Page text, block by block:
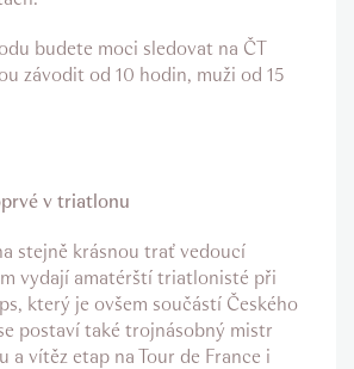
budete moci sledovat na ČT
závodit od 10 hodin, muži od 15
v triatlonu
stejně krásnou trať vedoucí
vydají amatérští triatlonisté při
který je ovšem součástí Českého
postaví také trojnásobný mistr
a vítěz etap na Tour de France i